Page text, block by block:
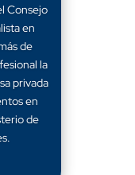
Consejo
en
de
la
privada
en
de